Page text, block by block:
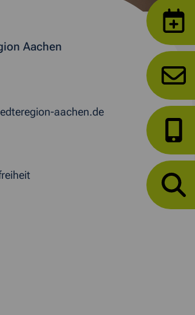
Aachen
aachen.de